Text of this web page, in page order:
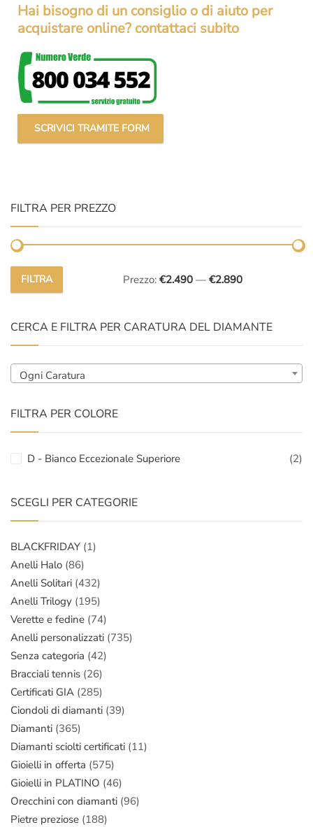
Hai bisogno di un consiglio o di aiuto per
acquistare online? contattaci subito
SCRIVICI TRAMITE FORM
FILTRA PER PREZZO
Prezzo
Prezzo
FILTRA Prezzo: €2.490 — €2.890
CERCA E FILTRA PER CARATURA DEL DIAMANTE
Ogni Caratura
FILTRA PER COLORE
D - Bianco Eccezionale Superiore (2)
SCEGLI PER CATEGORIE
BLACKFRIDAY (1)
Anelli Halo (86)
Anelli Solitari (432)
Anelli Trilogy (195)
Verette e fedine (74)
Anelli personalizzati (735)
Senza categoria (42)
Bracciali tennis (26)
Certificati GIA (285)
Ciondoli di diamanti (39)
Diamanti (365)
Diamanti sciolti certificati (11)
Gioielli in offerta (575)
Gioielli in PLATINO (46)
Orecchini con diamanti (96)
Pietre preziose (188)